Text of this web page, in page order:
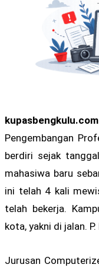
kupasbengkulu.com
Pengembangan
berdiri sejak
mahasiwa baru
ini telah 4 kali
telah bekerja.
kota, yakni di jalan.
Jurusan